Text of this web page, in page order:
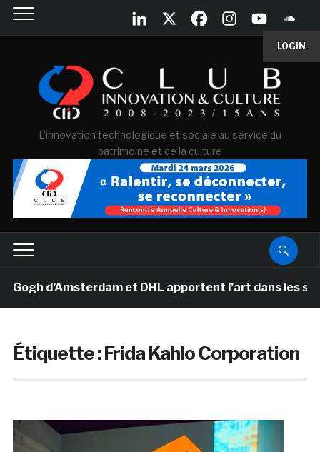
LOGIN
L'innovation technologique et sociale au service du
patrimoine et de la culture
d’Amsterdam et DHL apportent l’art dans les
Étiquette :Frida Kahlo Corporation